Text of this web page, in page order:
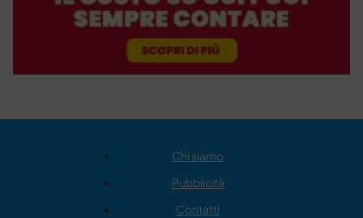
Chi siamo
Pubblicità
Contatti